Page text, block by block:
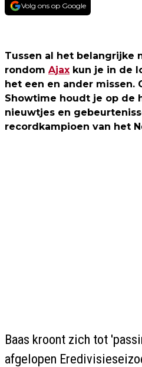
Volg ons op Google
Tussen al het belangrijke
rondom Ajax kun je in de
het een en ander missen.
Showtime houdt je op de
nieuwtjes en
recordkampioen van het
Baas kroont zich tot
afgelopen